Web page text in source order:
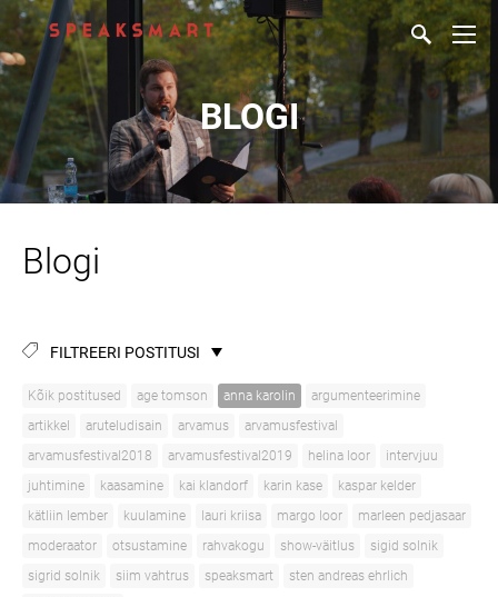
BLOGI
Blogi
FILTREERI POSTITUSI
Kõik postitused age tomson anna karolin
argumenteerimine
artikkel
aruteludisain arvamus
arvamusfestival
arvamusfestival2018
arvamusfestival2019 helina loor
intervjuu
juhtimine
kaasamine kai klandorf karin kase
kaspar kelder
kätliin lember
kuulamine lauri kriisa margo loor
marleen pedjasaar
moderaator
otsustamine rahvakogu show-väitlus
sigid solnik
sigrid solnik
siim vahtrus speaksmart
sten andreas ehrlich